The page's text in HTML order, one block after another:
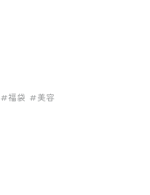
#福袋 #美容